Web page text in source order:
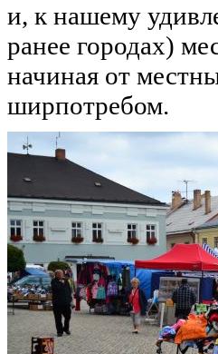
и, к нашему
ранее городах)
начиная от
ширпотребом.